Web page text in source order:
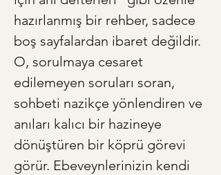
hazırlanmış bir rehber, sadece
boş sayfalardan ibaret değildir.
O, sorulmaya cesaret
edilemeyen soruları soran,
sohbeti nazikçe yönlendiren ve
anıları kalıcı bir hazineye
dönüştüren bir köprü görevi
görür. Ebeveynlerinizin kendi